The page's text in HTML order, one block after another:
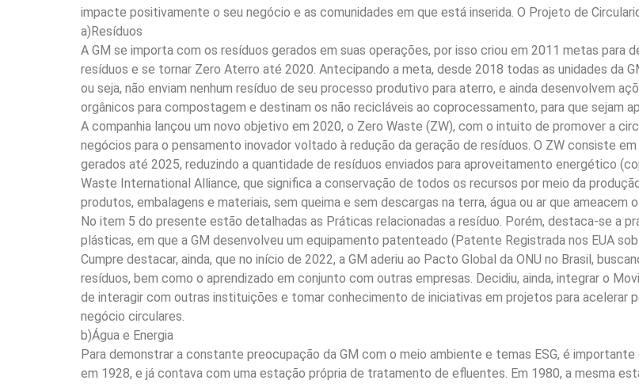
impacte positivamente o seu negócio e as comunidades em que está inserida. O Projeto de
a)Resíduos
A GM se importa com os resíduos gerados em suas operações, por isso criou em 2011 metas para
resíduos e se tornar Zero Aterro até 2020. Antecipando a meta, desde 2018 todas as unidades da
ou seja, não enviam nenhum resíduo de seu processo produtivo para aterro, e ainda desenvolvem
orgânicos para compostagem e destinam os não recicláveis ao coprocessamento, para que sejam
A companhia lançou um novo objetivo em 2020, o Zero Waste (ZW), com o intuito de promover a
negócios para o pensamento inovador voltado à redução da geração de resíduos. O ZW consiste
gerados até 2025, reduzindo a quantidade de resíduos enviados para aproveitamento energético
Waste International Alliance, que significa a conservação de todos os recursos por meio da
produtos, embalagens e materiais, sem queima e sem descargas na terra, água ou ar que ameacem
No item 5 do presente estão detalhadas as Práticas relacionadas a resíduo. Porém, destaca-se a
plásticas, em que a GM desenvolveu um equipamento patenteado (Patente Registrada nos EUA
Cumpre destacar, ainda, que no início de 2022, a GM aderiu ao Pacto Global da ONU no Brasil,
resíduos, bem como o aprendizado em conjunto com outras empresas. Decidiu, ainda, integrar o
de interagir com outras instituições e tomar conhecimento de iniciativas em projetos para acelerar
negócio circulares.
b)Água e Energia
Para demonstrar a constante preocupação da GM com o meio ambiente e temas ESG, é
em 1928, e já contava com uma estação própria de tratamento de efluentes. Em 1980, a mesma